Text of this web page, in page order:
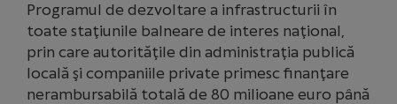
Programul de dezvoltare a infrastructurii în
toate staţiunile balneare de interes naţional,
prin care autorităţile din administraţia publică
locală şi companiile private primesc finanţare
nerambursabilă totală de 80 milioane euro până